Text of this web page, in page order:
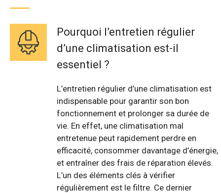
Pourquoi l’entretien régulier
d’une climatisation est-il
essentiel ?
L’entretien régulier d’une climatisation est
indispensable pour garantir son bon
fonctionnement et prolonger sa durée de
vie. En effet, une climatisation mal
entretenue peut rapidement perdre en
efficacité, consommer davantage d’énergie,
et entraîner des frais de réparation élevés.
L’un des éléments clés à vérifier
régulièrement est le filtre. Ce dernier